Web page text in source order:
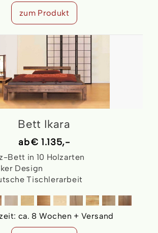
zum Produkt
Bett Ikara
ab€ 1.135,-
Bett in 10 Holzarten
Design
Tischlerarbeit
ca. 8 Wochen + Versand